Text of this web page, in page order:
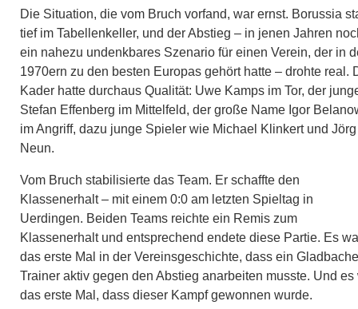
Die Situation, die vom Bruch vorfand, war ernst. Borussia
tief im Tabellenkeller, und der Abstieg – in jenen Jahren
ein nahezu undenkbares Szenario für einen Verein, der in
1970ern zu den besten Europas gehört hatte – drohte real.
Kader hatte durchaus Qualität: Uwe Kamps im Tor, der
Stefan Effenberg im Mittelfeld, der große Name Igor
im Angriff, dazu junge Spieler wie Michael Klinkert und Jörg
Neun.
Vom Bruch stabilisierte das Team. Er schaffte den
Klassenerhalt – mit einem 0:0 am letzten Spieltag in
Uerdingen. Beiden Teams reichte ein Remis zum
Klassenerhalt und entsprechend endete diese Partie. Es
das erste Mal in der Vereinsgeschichte, dass ein
Trainer aktiv gegen den Abstieg anarbeiten musste. Und es
das erste Mal, dass dieser Kampf gewonnen wurde.